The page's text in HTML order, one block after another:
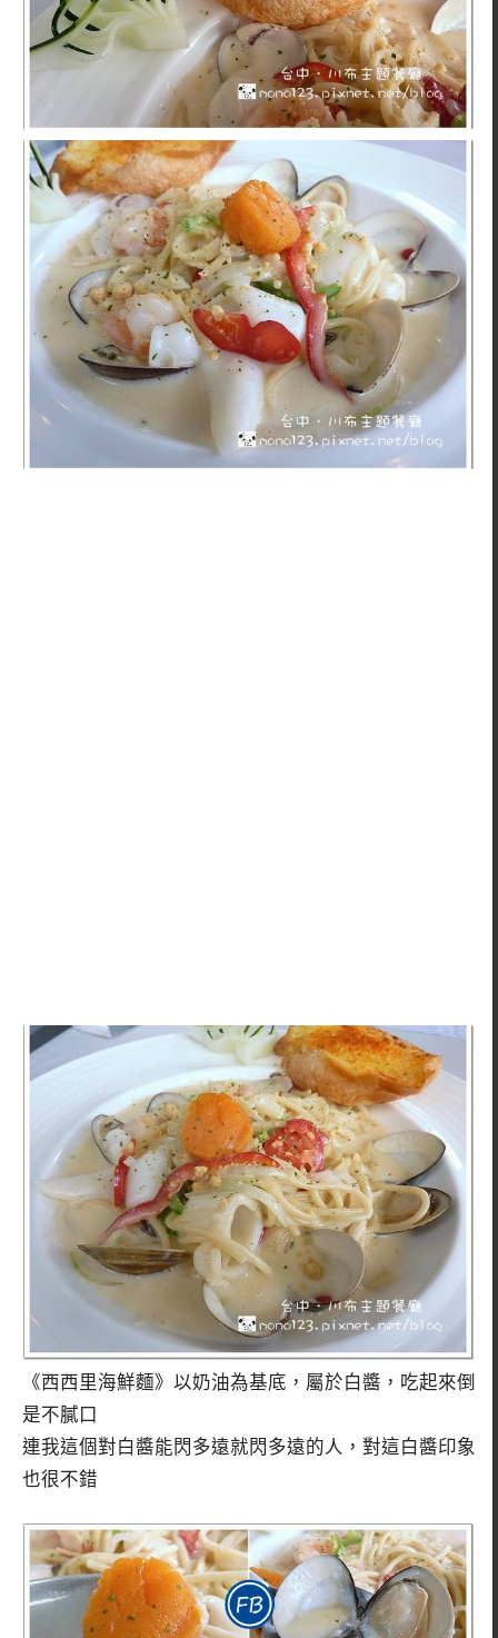
《西西里海鮮麵》以奶油為基底，屬於白醬，吃起來倒
是不膩口
連我這個對白醬能閃多遠就閃多遠的人，對這白醬印象
也很不錯